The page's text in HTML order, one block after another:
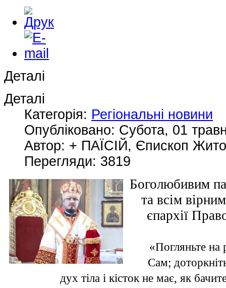
Деталі
Деталі
Категорія: Регіональні новини
Опубліковано: Субота, 01
Автор: + ПАЇСІЙ, Єпископ
Перегляди: 3819
Боголюбивим
та всім
єпархії
«Погляньте
Сам;
дух тіла і кісток не має, як